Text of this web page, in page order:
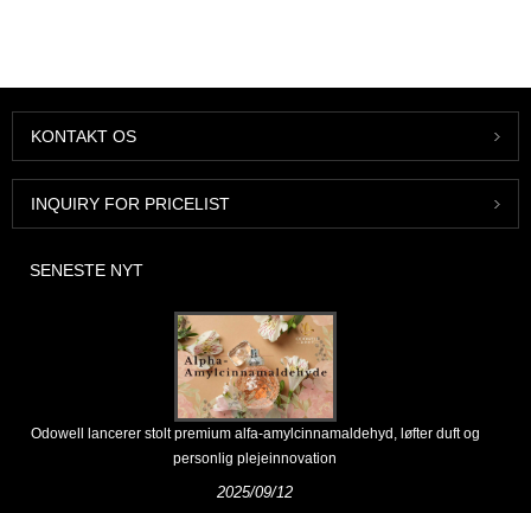
KONTAKT OS
INQUIRY FOR PRICELIST
SENESTE NYT
Odowell lancerer stolt premium alfa-amylcinnamaldehyd, løfter duft og
personlig plejeinnovation
2025/09/12